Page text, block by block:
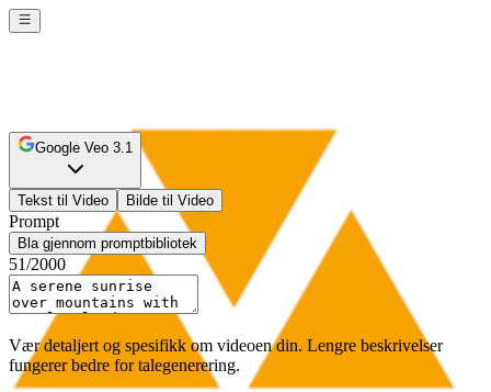
Google Veo 3.1
Tekst til Video Bilde til Video
Prompt
Bla gjennom promptbibliotek
51/2000
Vær detaljert og spesifikk om videoen din. Lengre beskrivelser
fungerer bedre for talegenerering.